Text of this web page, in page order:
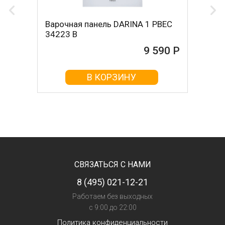
Варочная панель DARINA 1 PВЕС
34223 B
9 590 Р
В КОРЗИНУ
СВЯЗАТЬСЯ С НАМИ
8 (495) 021-12-21
Работаем без выходных
с 9:00 до 22:00
Политика конфиденциальности